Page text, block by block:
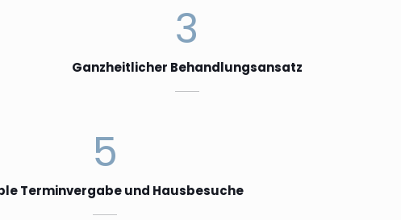
3
Ganzheitlicher Behandlungsansatz
5
Terminvergabe und Hausbesuche